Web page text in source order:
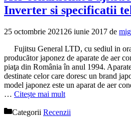
Inverter si specificatii
25 octombrie 2021 26 iunie 2017 de
Fujitsu General LTD, cu sediul in
producător japonez de aparate de aer
piaţa din România în anul 1994.
destinate celor care doresc un brand
model japonez este un aparat de aer
… Citește mai mult
Categorii Recenzii